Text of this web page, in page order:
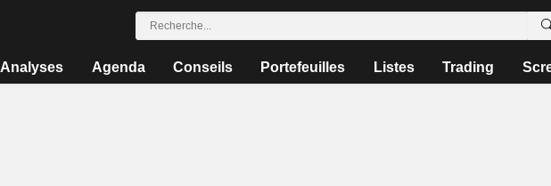
Analyses Agenda Conseils Portefeuilles Listes Trading